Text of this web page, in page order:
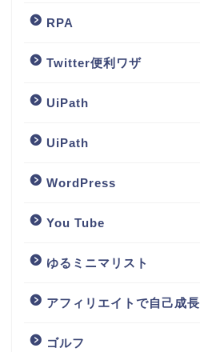
RPA
Twitter便利ワザ
UiPath
UiPath
WordPress
You Tube
ゆるミニマリスト
アフィリエイトで自己成長
ゴルフ